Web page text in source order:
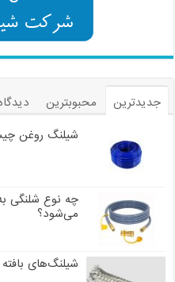
جدیدترین محبوبترین
شیلنگ روغن
چه نوع شلنگی
می‌شود؟
شیلنگ‌های